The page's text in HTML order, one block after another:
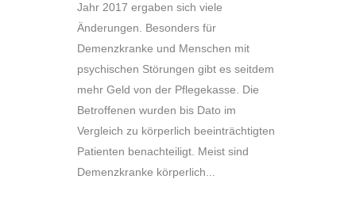
Jahr 2017 ergaben sich viele
Änderungen. Besonders für
Demenzkranke und Menschen mit
psychischen Störungen gibt es seitdem
mehr Geld von der Pflegekasse. Die
Betroffenen wurden bis Dato im
Vergleich zu körperlich beeinträchtigten
Patienten benachteiligt. Meist sind
Demenzkranke körperlich...